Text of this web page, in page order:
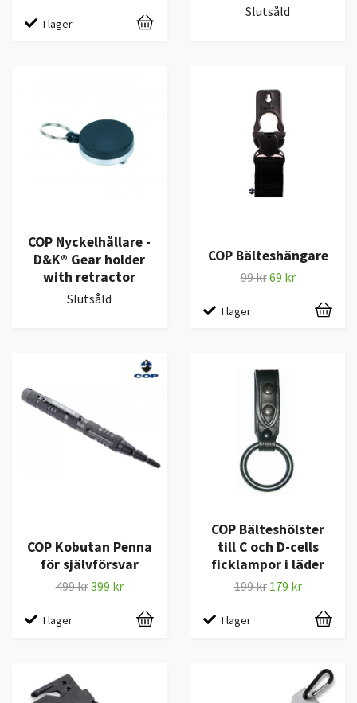
I lager
Slutsåld
COP Nyckelhållare -
D&K® Gear holder
with retractor
Slutsåld
COP Bälteshängare
99 kr69 kr
I lager
COP Kobutan Penna
för självförsvar
499 kr399 kr
I lager
COP Bälteshölster
till C och D-cells
ficklampor i läder
199 kr 179 kr
I lager